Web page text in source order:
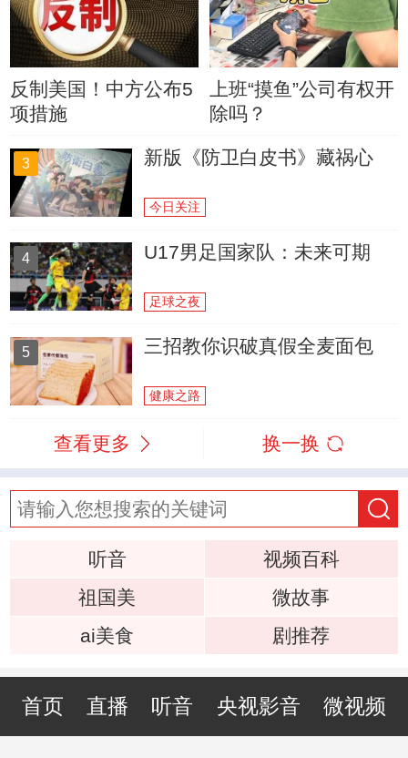
反制美国！中方公布5
项措施
上班“摸鱼”公司有权开
除吗？
3 新版《防卫白皮书》藏祸心
今日关注
4 U17男足国家队：未来可期
足球之夜
5 三招教你识破真假全麦面包
健康之路
查看更多 换一换
听音
视频百科
祖国美
微故事
ai美食
剧推荐
首页 直播 听音 央视影音 微视频